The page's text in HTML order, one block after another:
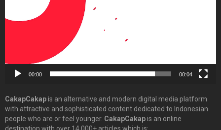
00:00 00:04
CakapCakapis an alternative and modern digital media platform
with attractive and sophisticated content dedicated to Indonesian
people who are or feel younger. CakapCakapis an online